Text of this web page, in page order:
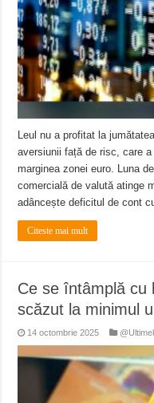
Leul nu a profitat la
aversiunii față de risc, care
marginea zonei euro. Luna
comercială de valută atinge
adâncește deficitul de cont
Citeste mai mult
Ce se întâmplă cu
scăzut la minimul
14 octombrie 2025